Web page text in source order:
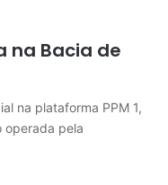
na Bacia de
na plataforma PPM 1,
operada pela